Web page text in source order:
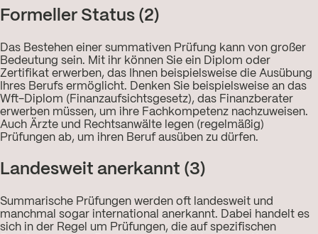
Formeller Status (2)
Das Bestehen einer summativen Prüfung kann von großer
Bedeutung sein. Mit ihr können Sie ein Diplom oder
Zertifikat erwerben, das Ihnen beispielsweise die Ausübung
Ihres Berufs ermöglicht. Denken Sie beispielsweise an das
Wft-Diplom (Finanzaufsichtsgesetz), das Finanzberater
erwerben müssen, um ihre Fachkompetenz nachzuweisen.
Auch Ärzte und Rechtsanwälte legen (regelmäßig)
Prüfungen ab, um ihren Beruf ausüben zu dürfen.
Landesweit anerkannt (3)
Summarische Prüfungen werden oft landesweit und
manchmal sogar international anerkannt. Dabei handelt es
sich in der Regel um Prüfungen, die auf spezifischen